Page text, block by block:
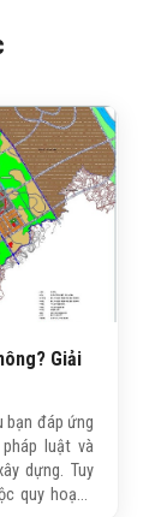
Giải
bạn đáp ứng
luật và
dựng. Tuy
quy hoạch